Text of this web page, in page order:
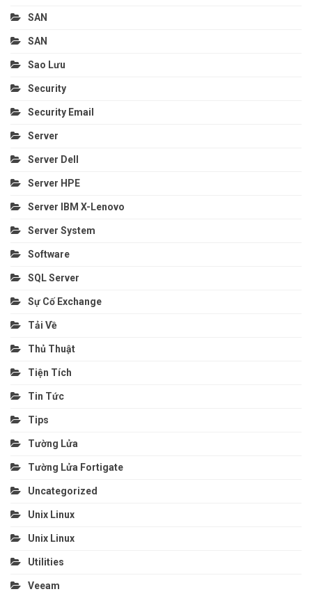
SAN
SAN
Sao Lưu
Security
Security Email
Server
Server Dell
Server HPE
Server IBM X-Lenovo
Server System
Software
SQL Server
Sự Cố Exchange
Tải Về
Thủ Thuật
Tiện Tích
Tin Tức
Tips
Tường Lửa
Tường Lửa Fortigate
Uncategorized
Unix Linux
Unix Linux
Utilities
Veeam